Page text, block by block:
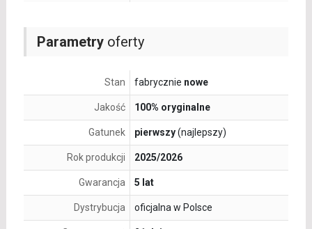
Parametryoferty
Stan fabrycznie nowe
Jakość 100% oryginalne
Gatunek pierwszy(najlepszy)
Rok produkcji 2025/2026
Gwarancja 5 lat
Dystrybucja oficjalna w Polsce